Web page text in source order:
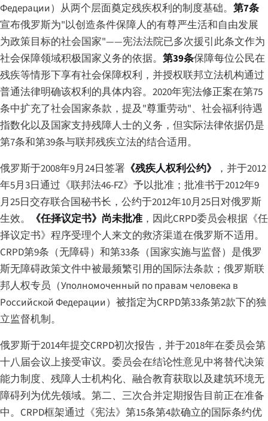
Федерации）从两个层面奠定残疾权利的制度基础。 第7条
宣布俄罗斯为"以创造条件保障人的有尊严生活和自由发展
为政策目标的社会国家"——宪法法院已多次援引此条文作为
社会保障领域积极国家义务的依据。 第39条保障每位公民在
残疾等情形下享有社会保障权利，并授权联邦立法机构通过
普通法律明确该权利的具体内容。2020年宪法修正案在第75
条中扩充了社会国家条款，提及"尊重劳动"、社会福利待遇
指数化以及国家支持残障人士的义务，但实际法律依据仍是
第7条和第39条与联邦残疾立法的结合适用。
俄罗斯于2008年9月24日签署 《残疾人权利公约》
，并于2012
年5月3日通过《联邦法46-FZ》予以批准；批准书于2012年9
月25日交存联合国秘书长，公约于2012年10月25日对俄罗斯
生效。
《任择议定书》尚未批准 ，因此CRPD委员会根据《任
择议定书》程序受理个人来文的救济渠道在俄罗斯不适用。
CRPD第9条（无障碍）和第33条（国家实施与监督）是俄罗
斯无障碍政策文件中被最频繁引用的国际法条款；俄罗斯联
邦人权专员（Уполномоченный по правам человека в
Российской Федерации）被指定为CRPD第33条第2款下的独
立监督机制。
俄罗斯于2014年提交CRPD初次报告，并于2018年在委员会第
十八届会议上接受审议。委员会在结论性意见中将替代决策
能力制度、残障人士机构化、融合教育获取以及建筑环境无
障碍列为优先领域。第二、三次合并定期报告目前正在准备
中。CRPD框架通过《宪法》第15条第4款确立的国际条约优